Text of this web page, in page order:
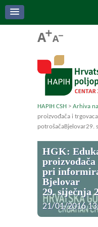
HAPIH CSH > Arhiva
proizvođača i
potrošačaBjelovar29.
HGK:
pri
Bjelovar
29. siječnja
21/01/2016